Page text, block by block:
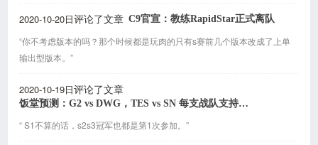
2020-10-20日评论了文章 C9官宣：教练RapidStar正式离队
“你不考虑版本的吗？那个时候都是玩肉的只有s赛前几个版本改成了上单
输出型版本。”
2020-10-19日评论了文章
饭堂预测：G2 vs DWG，TES vs SN 每支战队支持率各一半
“ S1不算的话，s2s3冠军也都是第1次参加。”